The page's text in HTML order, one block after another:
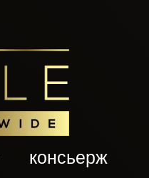
консьерж